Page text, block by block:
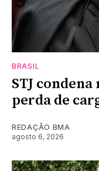
BRASIL
STJ
perda de
REDAÇÃO BMA
agosto 6, 2026